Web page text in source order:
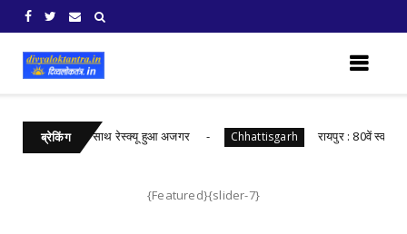
ब्रेकिंग
गहरे जख्मों के साथ रेस्क्यू हुआ अजगर Chhattisgarh रायपुर : 80वें स्वतन्त्रता
{Featured}{slider-7}